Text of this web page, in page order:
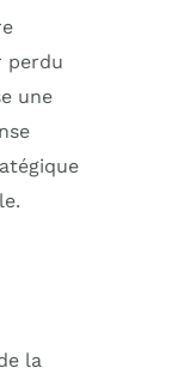
perdu
une
la